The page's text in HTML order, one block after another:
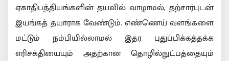
ஏகாதிபத்தியங்களின் தயவில் வாழாமல், தற்சார்புடன்
இயங்கத் தயாராக வேண்டும். எண்ணெய் வளங்களை
மட்டும் நம்பியில்லாமல் இதர புதுப்பிக்கத்தக்க
எரிசக்தியையும் அதற்கான தொழில்நுட்பத்தையும்